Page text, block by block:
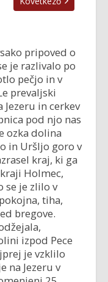
pripoved o
je razlivalo po
pečjo in v
prevaljski
Jezeru in cerkev
pod njo nas
ozka dolina
in Uršljo goro v
kraj, ki ga
Holmec,
se je zlilo v
tiha,
bregove.
izpod Pece
je vzklilo
na Jezeru v